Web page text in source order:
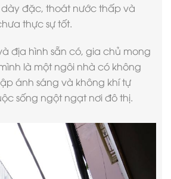
đặc, thoát nước thấp và
thực sự tốt.
địa hình sẵn có, gia chủ mong
là một ngôi nhà có không
ánh sáng và không khí tự
sống ngột ngạt nơi đô thị.